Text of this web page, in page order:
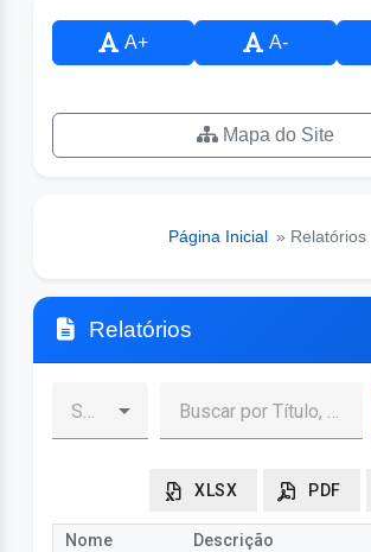
A+ A-
Mapa do Site
Página Inicial » Relatórios
Relatórios
XLSX PDF
Nome Descrição